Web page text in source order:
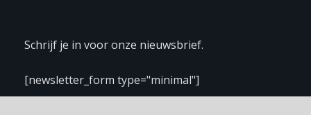
Schrijf je in voor onze nieuwsbrief.
[newsletter_form type="minimal"]